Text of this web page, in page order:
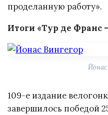
проделанную работу».
Итоги «Тур де Франс
Йонас
109-е издание
завершилось победой